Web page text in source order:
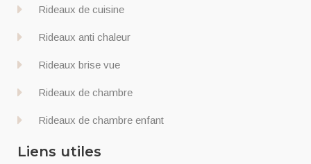
Rideaux de cuisine
Rideaux anti chaleur
Rideaux brise vue
Rideaux de chambre
Rideaux de chambre enfant
Liens utiles